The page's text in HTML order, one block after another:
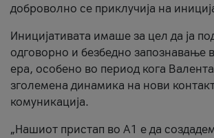
доброволно се приклучија на
Иницијативата имаше за цел да ја
одговорно и безбедно запознавање
ера, особено во период кога
зголемена динамика на нови
комуникација.
„Нашиот пристап во А1 е да